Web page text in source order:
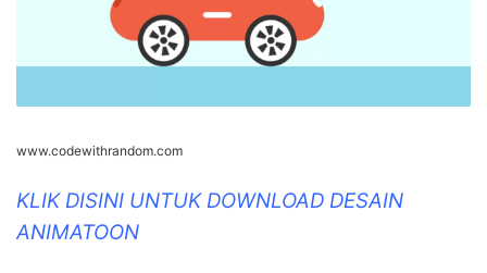
www.codewithrandom.com
KLIK DISINI UNTUK DOWNLOAD DESAIN
ANIMATOON